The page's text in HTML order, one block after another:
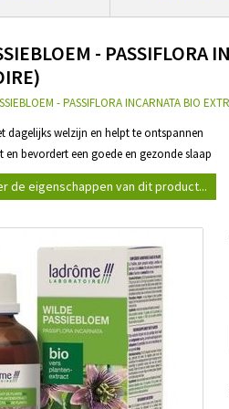
- PASSIFLORA
- PASSIFLORA INCARNATA BIO
dagelijks welzijn en helpt te ontspannen
bevordert een goede en gezonde slaap
de eigenschappen van dit product...